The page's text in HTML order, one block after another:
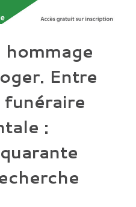
Entre
: